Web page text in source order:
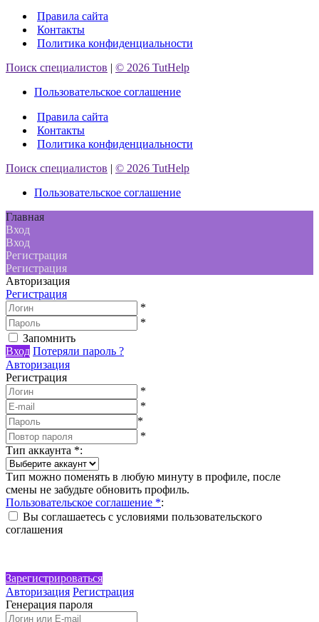
Правила сайта
Контакты
Политика конфиденциальности
Поиск специалистов | © 2026 TutHelp
Пользовательское соглашение
Правила сайта
Контакты
Политика конфиденциальности
Поиск специалистов | © 2026 TutHelp
Пользовательское соглашение
Главная
Вход
Вход
Регистрация
Регистрация
Авторизация
Регистрация
*
*
Запомнить
Вход Потеряли пароль ?
Авторизация
Регистрация
*
*
*
*
Тип аккаунта *:
Тип можно поменять в любую минуту в профиле, после
смены не забудьте обновить профиль.
Пользовательское соглашение *:
Вы соглашаетесь с условиями пользовательского
соглашения
Зарегистрироваться
Авторизация Регистрация
Генерация пароля